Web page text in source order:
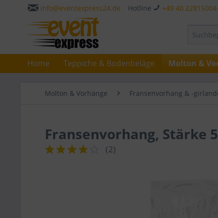
info@eventexpress24.de Hotline +49 40
Home Teppiche & Bodenbeläge Molton &
Molton & Vorhänge Fransenvorhang & -
Fransenvorhang, Stärke
(2)